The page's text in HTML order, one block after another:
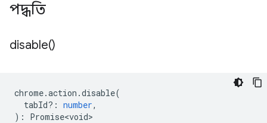
পদ্ধতি
disable()
chrome.action .disable(
tabId? : number,
) : Promise<void>